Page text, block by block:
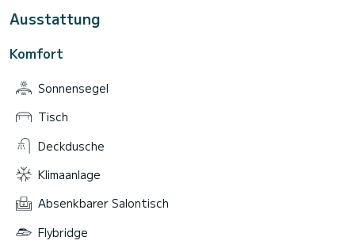
Ausstattung
Komfort
Sonnensegel
Tisch
Deckdusche
Klimaanlage
Absenkbarer Salontisch
Flybridge